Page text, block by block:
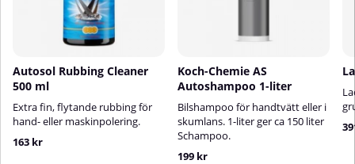
Autosol Rubbing Cleaner
500 ml
Extra fin, flytande rubbing för
hand- eller maskinpolering.
163 kr
Koch-Chemie AS
Autoshampoo 1-liter
Bilshampoo för handtvätt eller i
skumlans. 1-liter ger ca 150 liter
Schampoo.
199 kr